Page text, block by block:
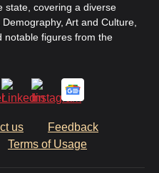
state, covering a diverse
Art and Culture,
notable figures from the
us
Feedback
Terms of Usage